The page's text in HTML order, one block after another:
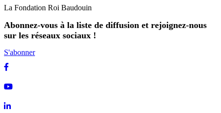
La Fondation Roi Baudouin
Abonnez-vous à la liste de diffusion et rejoignez-nous
sur les réseaux sociaux !
S'abonner